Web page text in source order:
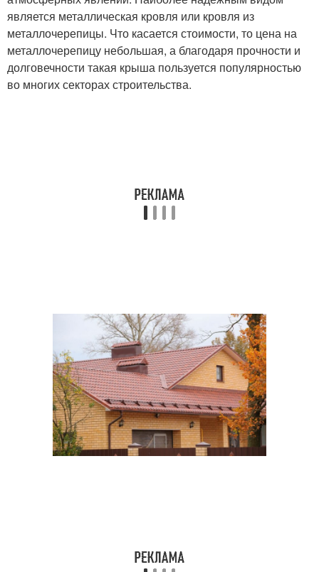
является металлическая кровля или кровля из
металлочерепицы. Что касается стоимости, то цена на
металлочерепицу небольшая, а благодаря прочности и
долговечности такая крыша пользуется популярностью
во многих секторах строительства.